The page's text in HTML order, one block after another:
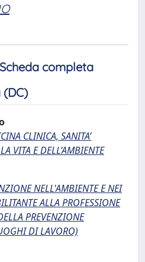
Scheda completa
CLINICA, SANITA’
VITA E DELL’AMBIENTE
NELL'AMBIENTE E NEI
ALLA PROFESSIONE
PREVENZIONE
DI LAVORO)